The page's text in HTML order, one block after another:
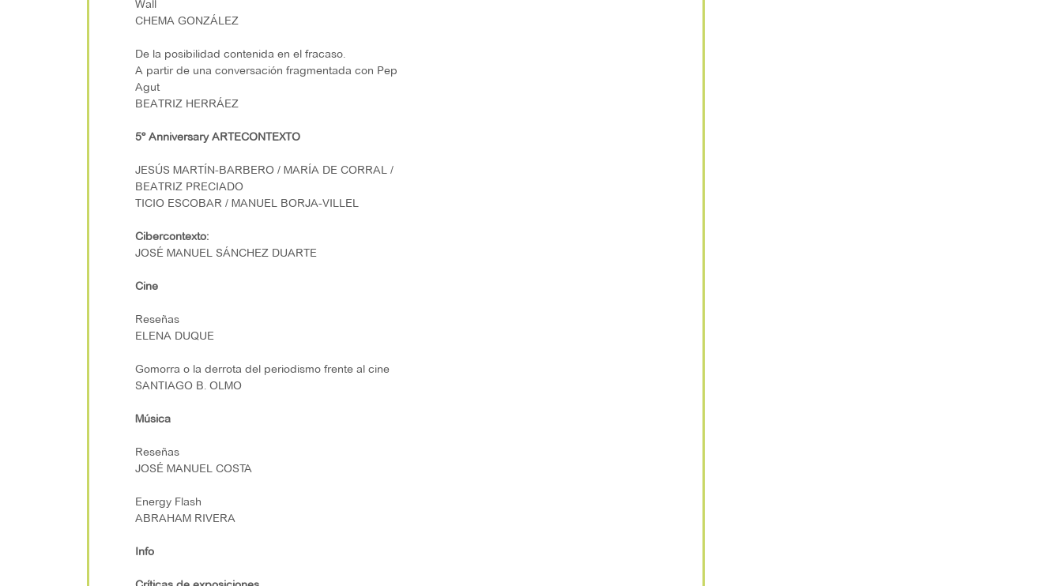
Wall
CHEMA GONZÁLEZ
De la posibilidad contenida en el fracaso.
A partir de una conversación fragmentada con Pep
Agut
BEATRIZ HERRÁEZ
5º Anniversary ARTECONTEXTO
JESÚS MARTÍN-BARBERO / MARÍA DE CORRAL /
BEATRIZ PRECIADO
TICIO ESCOBAR / MANUEL BORJA-VILLEL
Cibercontexto:
JOSÉ MANUEL SÁNCHEZ DUARTE
Cine
Reseñas
ELENA DUQUE
Gomorra o la derrota del periodismo frente al cine
SANTIAGO B. OLMO
Música
Reseñas
JOSÉ MANUEL COSTA
Energy Flash
ABRAHAM RIVERA
Info